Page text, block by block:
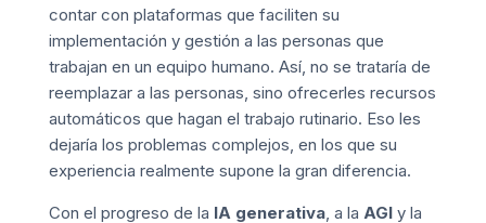
contar con plataformas que faciliten su
implementación y gestión a las personas que
trabajan en un equipo humano. Así, no se trataría de
reemplazar a las personas, sino ofrecerles recursos
automáticos que hagan el trabajo rutinario. Eso les
dejaría los problemas complejos, en los que su
experiencia realmente supone la gran diferencia.
Con el progreso de la IA generativa, a la AGIy la